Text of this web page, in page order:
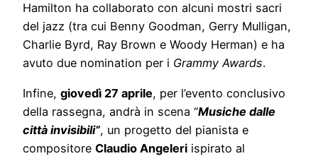
Hamilton ha collaborato con alcuni mostri sacri
del jazz (tra cui Benny Goodman, Gerry Mulligan,
Charlie Byrd, Ray Brown e Woody Herman) e ha
avuto due nomination per i Grammy Awards.
Infine, giovedì 27 aprile, per l’evento conclusivo
della rassegna, andrà in scena “Musiche dalle
città invisibili”, un progetto del pianista e
compositore Claudio Angeleri ispirato al